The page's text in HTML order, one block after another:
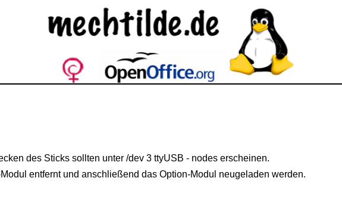
des Sticks sollten unter /dev 3 ttyUSB - nodes erscheinen.
entfernt und anschließend das Option-Modul neugeladen werden.